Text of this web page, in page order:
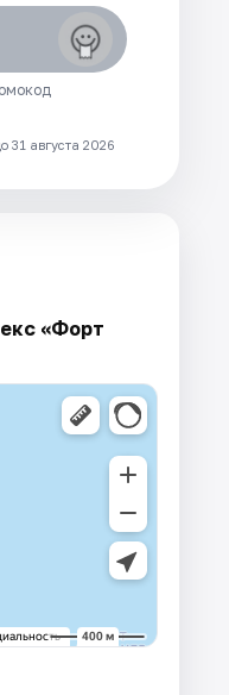
31 августа 2026
«Форт